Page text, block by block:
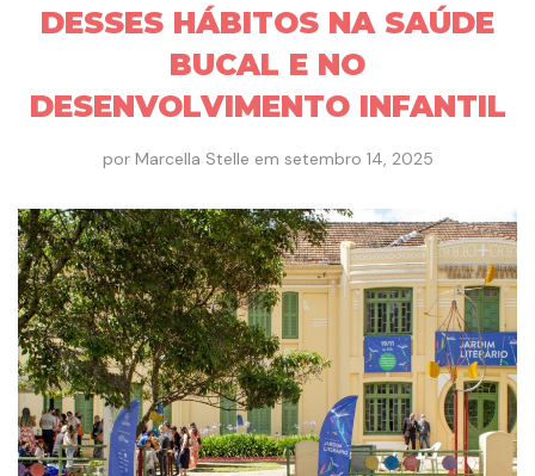
DESSES HÁBITOS NA SAÚDE
BUCAL E NO
DESENVOLVIMENTO INFANTIL
por Marcella Stelle em setembro 14, 2025